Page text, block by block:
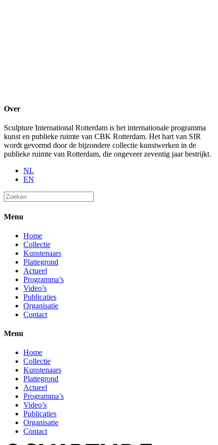
Over
Sculpture International Rotterdam is het internationale programma
kunst en publieke ruimte van CBK Rotterdam. Het hart van SIR
wordt gevormd door de bijzondere collectie kunstwerken in de
publieke ruimte van Rotterdam, die ongeveer zeventig jaar bestrijkt.
NL
EN
Menu
Home
Collectie
Kunstenaars
Plattegrond
Actueel
Programma’s
Video’s
Publicaties
Organisatie
Contact
Menu
Home
Collectie
Kunstenaars
Plattegrond
Actueel
Programma’s
Video’s
Publicaties
Organisatie
Contact